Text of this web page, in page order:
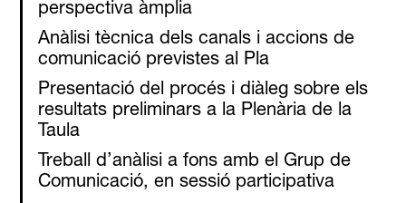
perspectiva àmplia
Anàlisi tècnica dels canals i accions de
comunicació previstes al Pla
Presentació del procés i diàleg sobre els
resultats preliminars a la Plenària de la
Taula
Treball d’anàlisi a fons amb el Grup de
Comunicació, en sessió participativa